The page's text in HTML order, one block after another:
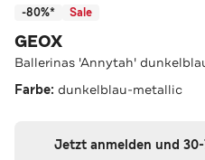
-80%* Sale
GEOX
Ballerinas 'Annytah'
Farbe: dunkelblau-metallic
Jetzt anmelden und 30-